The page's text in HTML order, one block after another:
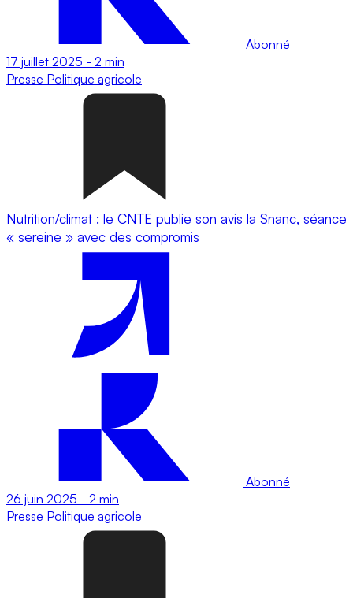
Abonné
17 juillet 2025 - 2 min
Presse Politique agricole
Nutrition/climat : le CNTE publie son avis la Snanc, séance
« sereine » avec des compromis
Abonné
26 juin 2025 - 2 min
Presse Politique agricole